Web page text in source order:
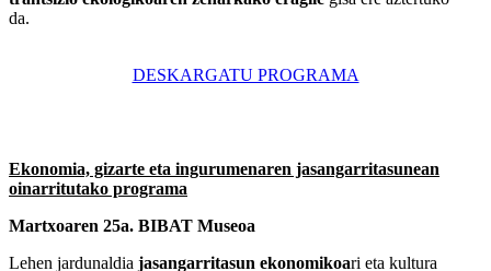
da.
DESKARGATU PROGRAMA
Ekonomia, gizarte eta ingurumenaren jasangarritasunean
oinarritutako programa
Martxoaren 25a. BIBAT Museoa
Lehen jardunaldia jasangarritasun ekonomikoari eta kultura